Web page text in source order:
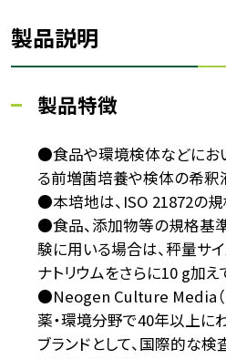
製品説明
製品特徴
●食品や環境検体などにお
る前増菌培養や検体の希釈
●本培地は、ISO 21872の
●食品、添加物等の規格基
験に用いる場合は、秤量サ
ナトリウムをさらに10 g加
●Neogen Culture Media（
薬・環境分野で40年以上に
ブランドとして、国際的な